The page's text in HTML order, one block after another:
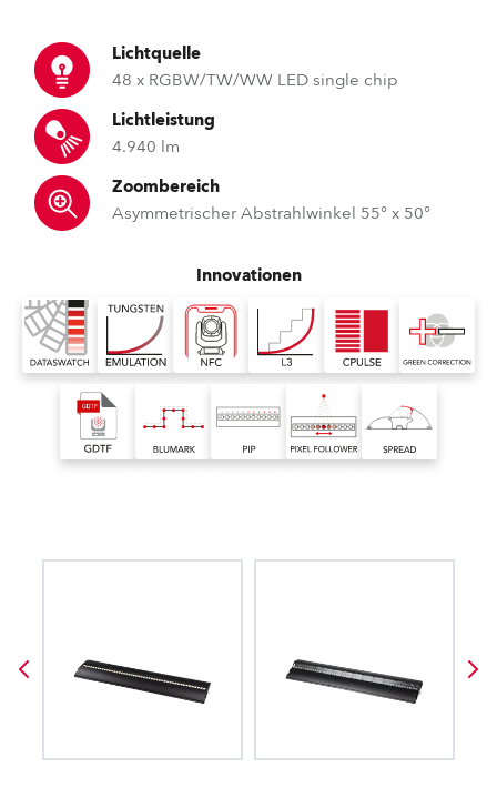
Lichtquelle
48 x RGBW/TW/WW LED single chip
Lichtleistung
4.940 lm
Zoombereich
Asymmetrischer Abstrahlwinkel 55° x 50°
Innovationen